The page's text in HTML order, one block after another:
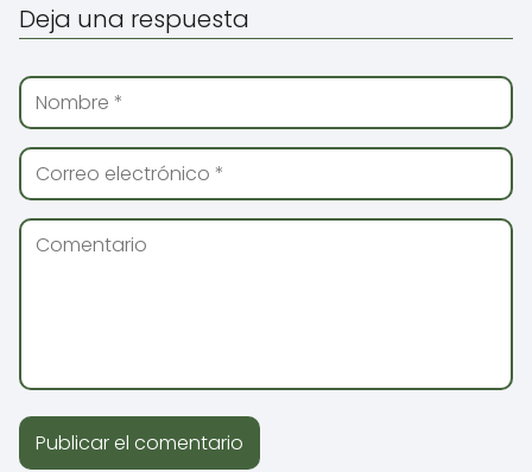
Deja una respuesta